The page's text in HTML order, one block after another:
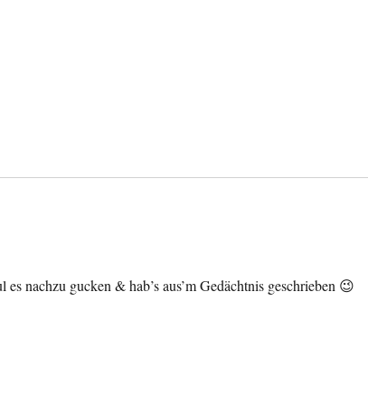
nachzu gucken & hab’s aus’m Gedächtnis geschrieben 😉